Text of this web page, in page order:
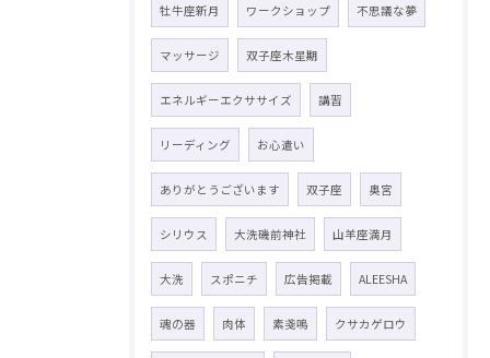
牡牛座新月 ワークショップ 不思議な夢
マッサージ 双子座木星期
エネルギーエクササイズ 講習
リーディング お心遣い
ありがとうございます 双子座 奥宮
シリウス 大洗磯前神社 山羊座満月
大洗 スポニチ 広告掲載 ALEESHA
魂の器 肉体 素戔嗚 クサカゲロウ